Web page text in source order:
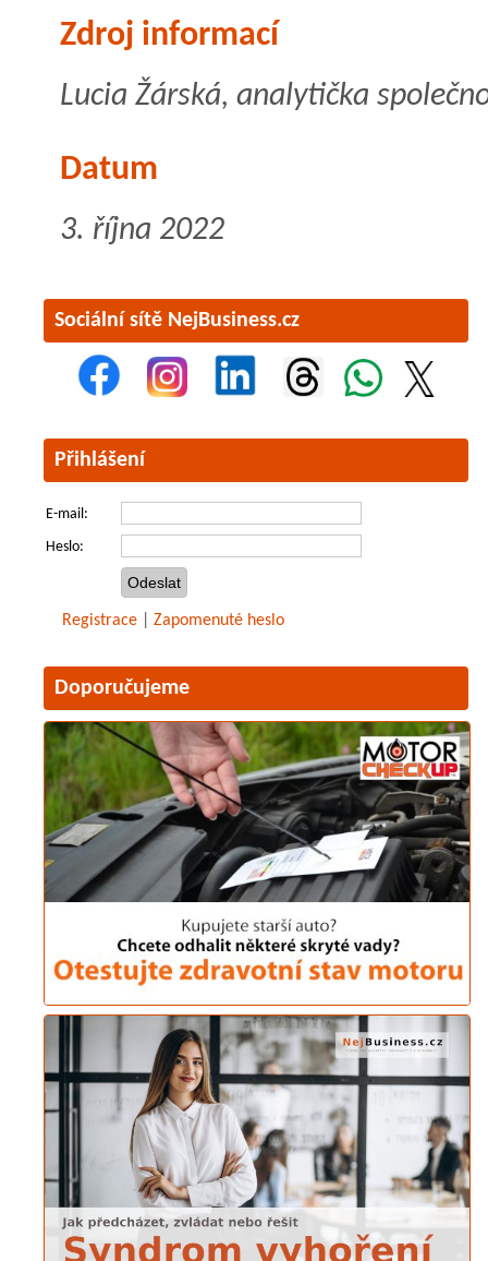
Zdroj informací
Lucia Žárská, analytička
Datum
3. října 2022
Sociální sítě NejBusiness.cz
Přihlášení
E-mail:
Heslo:
Registrace Zapomenuté heslo
Doporučujeme